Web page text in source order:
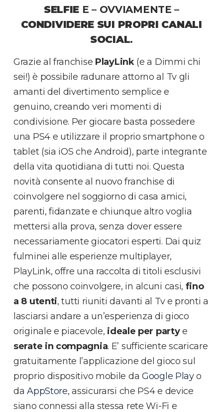
SELFIE E – OVVIAMENTE –
CONDIVIDERE SUI PROPRI CANALI
SOCIAL.
Grazie al franchise PlayLink (e a Dimmi chi
sei!) è possibile radunare attorno al Tv gli
amanti del divertimento semplice e
genuino, creando veri momenti di
condivisione. Per giocare basta possedere
una PS4 e utilizzare il proprio smartphone o
tablet (sia iOS che Android), parte integrante
della vita quotidiana di tutti noi. Questa
novità consente al nuovo franchise di
coinvolgere nel soggiorno di casa amici,
parenti, fidanzate e chiunque altro voglia
mettersi alla prova, senza dover essere
necessariamente giocatori esperti. Dai quiz
fulminei alle esperienze multiplayer,
PlayLink, offre una raccolta di titoli esclusivi
che possono coinvolgere, in alcuni casi, fino
a 8 utenti, tutti riuniti davanti al Tv e pronti a
lasciarsi andare a un’esperienza di gioco
originale e piacevole, ideale per partye
serate in compagnia. E’ sufficiente scaricare
gratuitamente l’applicazione del gioco sul
proprio dispositivo mobile da Google Playo
daAppStore, assicurarsi che PS4 e device
siano connessi alla stessa rete Wi-Fi e